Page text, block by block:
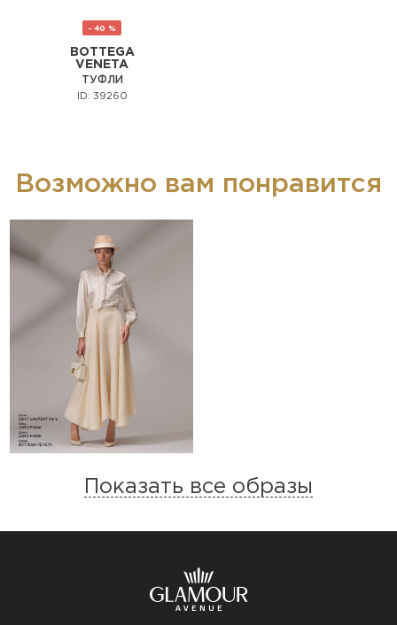
- 40 %
BOTTEGA
VENETA
ТУФЛИ
ID: 39260
Возможно вам понравится
Показать все образы